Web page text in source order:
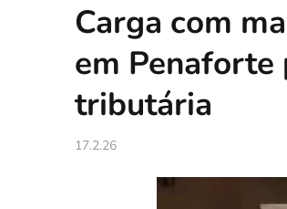
Carga com
em
tributária
17.2.26